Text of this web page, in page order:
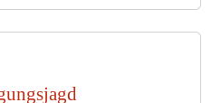
r
u
i